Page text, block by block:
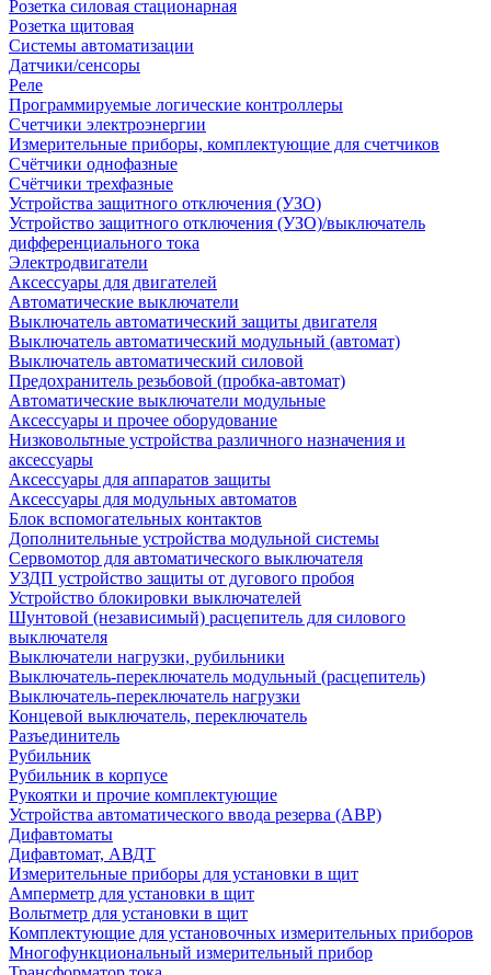
Розетка силовая стационарная
Розетка щитовая
Системы автоматизации
Датчики/сенсоры
Реле
Программируемые логические контроллеры
Счетчики электроэнергии
Измерительные приборы, комплектующие для счетчиков
Счётчики однофазные
Счётчики трехфазные
Устройства защитного отключения (УЗО)
Устройство защитного отключения (УЗО)/выключатель
дифференциального тока
Электродвигатели
Аксессуары для двигателей
Автоматические выключатели
Выключатель автоматический защиты двигателя
Выключатель автоматический модульный (автомат)
Выключатель автоматический силовой
Предохранитель резьбовой (пробка-автомат)
Автоматические выключатели модульные
Аксессуары и прочее оборудование
Низковольтные устройства различного назначения и
аксессуары
Аксессуары для аппаратов защиты
Аксессуары для модульных автоматов
Блок вспомогательных контактов
Дополнительные устройства модульной системы
Сервомотор для автоматического выключателя
УЗДП устройство защиты от дугового пробоя
Устройство блокировки выключателей
Шунтовой (независимый) расцепитель для силового
выключателя
Выключатели нагрузки, рубильники
Выключатель-переключатель модульный (расцепитель)
Выключатель-переключатель нагрузки
Концевой выключатель, переключатель
Разъединитель
Рубильник
Рубильник в корпусе
Рукоятки и прочие комплектующие
Устройства автоматического ввода резерва (АВР)
Дифавтоматы
Дифавтомат, АВДТ
Измерительные приборы для установки в щит
Амперметр для установки в щит
Вольтметр для установки в щит
Комплектующие для установочных измерительных приборов
Многофункциональный измерительный прибор